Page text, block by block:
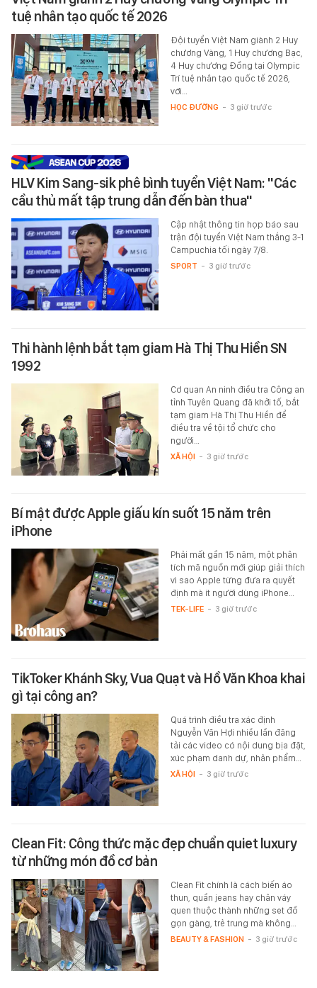
tuệ nhân tạo quốc tế 2026
Đội tuyển Việt Nam giành 2 Huy
chương Vàng, 1 Huy chương Bạc,
4 Huy chương Đồng tại Olympic
Trí tuệ nhân tạo quốc tế 2026,
với…
HỌC ĐƯỜNG - 3 giờ trước
HLV Kim Sang-sik phê bình tuyển Việt Nam: "Các
cầu thủ mất tập trung dẫn đến bàn thua"
Cập nhật thông tin họp báo sau
trận đội tuyển Việt Nam thắng 3-1
Campuchia tối ngày 7/8.
SPORT - 3 giờ trước
Thi hành lệnh bắt tạm giam Hà Thị Thu Hiền SN
1992
Cơ quan An ninh điều tra Công an
tỉnh Tuyên Quang đã khởi tố, bắt
tạm giam Hà Thị Thu Hiền để
điều tra về tội tổ chức cho
người…
XÃ HỘI - 3 giờ trước
Bí mật được Apple giấu kín suốt 15 năm trên
iPhone
Phải mất gần 15 năm, một phân
tích mã nguồn mới giúp giải thích
vì sao Apple từng đưa ra quyết
định mà ít người dùng iPhone…
TEK-LIFE - 3 giờ trước
TikToker Khánh Sky, Vua Quạt và Hồ Văn Khoa khai
gì tại công an?
Quá trình điều tra xác định
Nguyễn Văn Hợi nhiều lần đăng
tải các video có nội dung bịa đặt,
xúc phạm danh dự, nhân phẩm…
XÃ HỘI - 3 giờ trước
Clean Fit: Công thức mặc đẹp chuẩn quiet luxury
từ những món đồ cơ bản
Clean Fit chính là cách biến áo
thun, quần jeans hay chân váy
quen thuộc thành những set đồ
gọn gàng, trẻ trung mà không…
BEAUTY & FASHION - 3 giờ trước